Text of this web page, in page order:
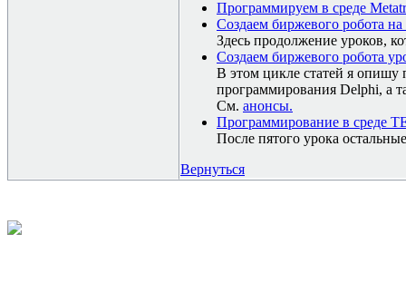
Программируем в среде
Создаем биржевого робота
Здесь продолжение уроков,
Создаем биржевого робота
В этом цикле статей я опишу
программирования Delphi, а
См. анонсы.
Программирование в среде
После пятого урока
Вернуться